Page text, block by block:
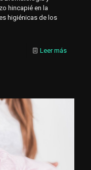
hincapié en la
higiénicas de los
Leer más